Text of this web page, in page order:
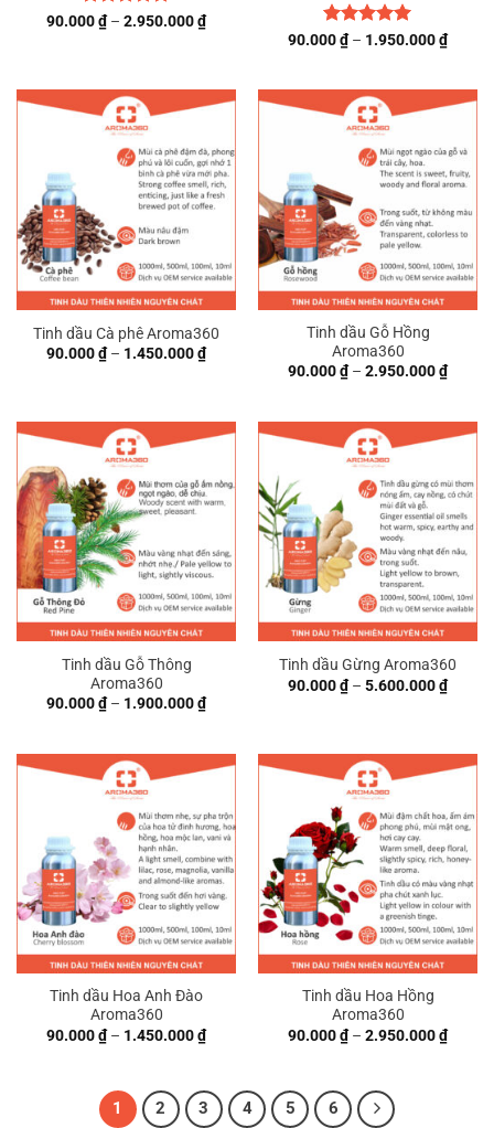
Được xếp
90.000₫ – 2.950.000₫Khoảng
giá:
2.950.000 ₫
Được xếp
90.000₫ – 1.950.000₫
giá:
đến
Tinh dầu Cà phê Aroma360
90.000₫ – 1.450.000₫Khoảng
giá:
1.450.000 ₫
Tinh dầu Gỗ Hồng
Aroma360
90.000₫ – 2.950.000₫
giá:
đến
Tinh dầu Gỗ Thông
Aroma360
90.000₫ – 1.900.000₫Khoảng
giá:
đến
1.900.000 ₫
Tinh dầu Gừng Aroma360
90.000₫ – 5.600.000₫
giá:
Tinh dầu Hoa Anh Đào
Aroma360
90.000₫ – 1.450.000₫Khoảng
giá:
đến
1.450.000 ₫
Tinh dầu Hoa Hồng
Aroma360
90.000₫ – 2.950.000₫
giá:
1 2 3 4 5 6